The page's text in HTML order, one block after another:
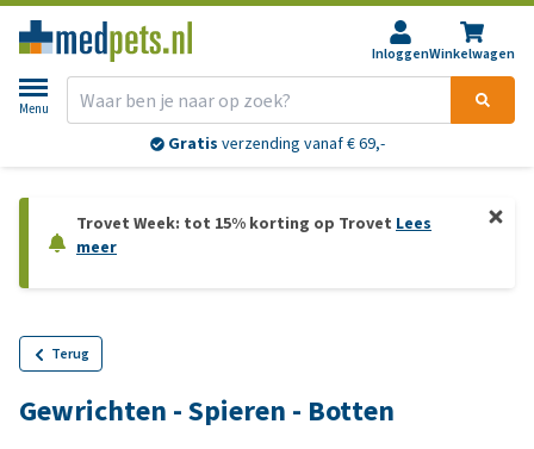
InloggenWinkelwagen
Menu
Gratis verzending vanaf € 69,-
Trovet Week: tot 15% korting op Trovet Lees
meer
Terug
Gewrichten - Spieren - Botten